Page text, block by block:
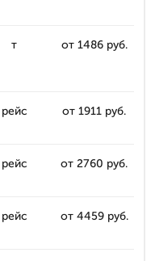
т от 1486 руб.
рейс от 1911 руб.
рейс от 2760 руб.
рейс от 4459 руб.